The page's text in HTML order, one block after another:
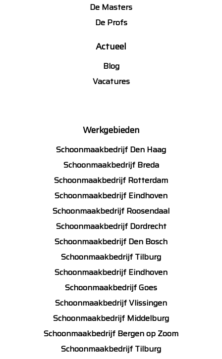
De Masters
De Profs
Actueel
Blog
Vacatures
Werkgebieden
Schoonmaakbedrijf Den Haag
Schoonmaakbedrijf Breda
Schoonmaakbedrijf Rotterdam
Schoonmaakbedrijf Eindhoven
Schoonmaakbedrijf Roosendaal
Schoonmaakbedrijf Dordrecht
Schoonmaakbedrijf Den Bosch
Schoonmaakbedrijf Tilburg
Schoonmaakbedrijf Eindhoven
Schoonmaakbedrijf Goes
Schoonmaakbedrijf Vlissingen
Schoonmaakbedrijf Middelburg
Schoonmaakbedrijf Bergen op Zoom
Schoonmaakbedrijf Tilburg